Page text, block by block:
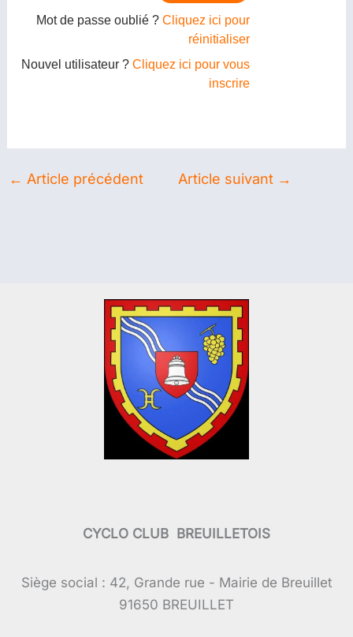
Mot de passe oublié ? Cliquez ici pour
réinitialiser
Nouvel utilisateur ? Cliquez ici pour vous
inscrire
← Article précédent Article suivant →
CYCLO CLUB BREUILLETOIS
Siège social : 42, Grande rue - Mairie de Breuillet
91650 BREUILLET